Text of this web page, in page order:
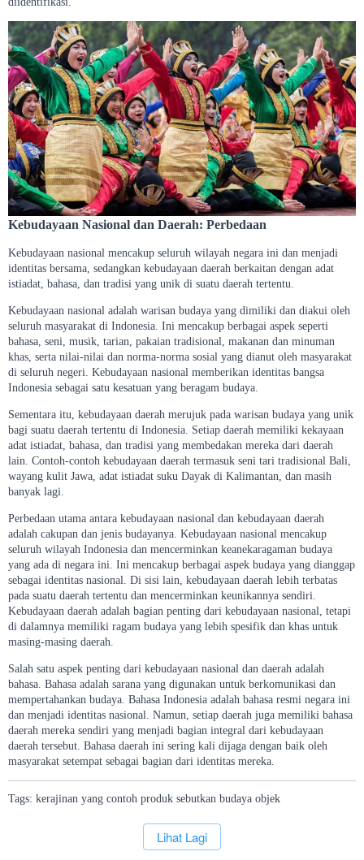
Kebudayaan Nasional dan Daerah: Perbedaan
Kebudayaan nasional mencakup seluruh wilayah negara ini dan menjadi
identitas bersama, sedangkan kebudayaan daerah berkaitan dengan adat
istiadat, bahasa, dan tradisi yang unik di suatu daerah tertentu.
Kebudayaan nasional adalah warisan budaya yang dimiliki dan diakui oleh
seluruh masyarakat di Indonesia. Ini mencakup berbagai aspek seperti
bahasa, seni, musik, tarian, pakaian tradisional, makanan dan minuman
khas, serta nilai-nilai dan norma-norma sosial yang dianut oleh masyarakat
di seluruh negeri. Kebudayaan nasional memberikan identitas bangsa
Indonesia sebagai satu kesatuan yang beragam budaya.
Sementara itu, kebudayaan daerah merujuk pada warisan budaya yang unik
bagi suatu daerah tertentu di Indonesia. Setiap daerah memiliki kekayaan
adat istiadat, bahasa, dan tradisi yang membedakan mereka dari daerah
lain. Contoh-contoh kebudayaan daerah termasuk seni tari tradisional Bali,
wayang kulit Jawa, adat istiadat suku Dayak di Kalimantan, dan masih
banyak lagi.
Perbedaan utama antara kebudayaan nasional dan kebudayaan daerah
adalah cakupan dan jenis budayanya. Kebudayaan nasional mencakup
seluruh wilayah Indonesia dan mencerminkan keanekaragaman budaya
yang ada di negara ini. Ini mencakup berbagai aspek budaya yang dianggap
sebagai identitas nasional. Di sisi lain, kebudayaan daerah lebih terbatas
pada suatu daerah tertentu dan mencerminkan keunikannya sendiri.
Kebudayaan daerah adalah bagian penting dari kebudayaan nasional, tetapi
di dalamnya memiliki ragam budaya yang lebih spesifik dan khas untuk
masing-masing daerah.
Salah satu aspek penting dari kebudayaan nasional dan daerah adalah
bahasa. Bahasa adalah sarana yang digunakan untuk berkomunikasi dan
mempertahankan budaya. Bahasa Indonesia adalah bahasa resmi negara ini
dan menjadi identitas nasional. Namun, setiap daerah juga memiliki bahasa
daerah mereka sendiri yang menjadi bagian integral dari kebudayaan
daerah tersebut. Bahasa daerah ini sering kali dijaga dengan baik oleh
masyarakat setempat sebagai bagian dari identitas mereka.
Tags: kerajinan yang contoh produk sebutkan budaya objek
`Lihat Lagi